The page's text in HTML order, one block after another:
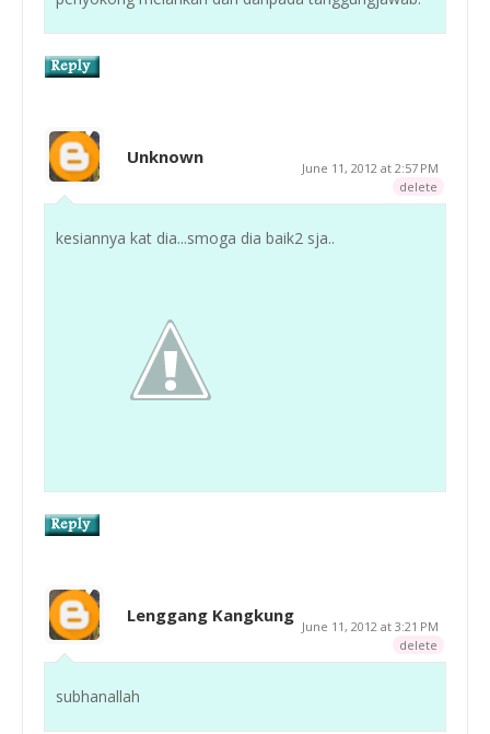
Unknown
June 11, 2012 at 2:57 PM
delete
kesiannya kat dia...smoga dia baik2 sja..
Lenggang Kangkung
June 11, 2012 at 3:21 PM
delete
subhanallah